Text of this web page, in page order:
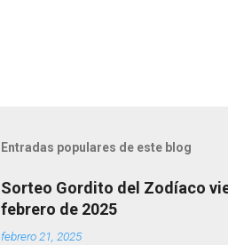
Entradas populares de este blog
Sorteo Gordito del Zodíaco
febrero de 2025
febrero 21, 2025